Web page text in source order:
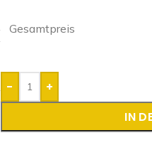
Gesamtpreis
-
+
IN